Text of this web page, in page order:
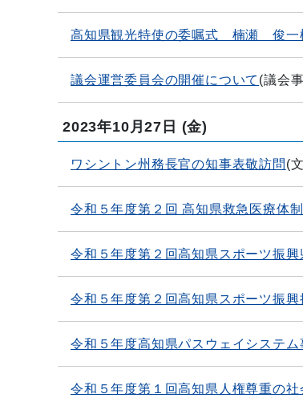
高知県観光特使の委嘱式 楠瀬 俊一
議会運営委員会の開催について (議会
2023年10月27日 (金)
ワシントン州務長官の知事表敬訪問 (
令和５年度第２回 高知県救急医療体
令和５年度第２回高知県スポーツ振興
令和５年度第２回高知県スポーツ振
令和５年度高知県パスウェイシステ
令和５年度第１回高知県人権尊重の